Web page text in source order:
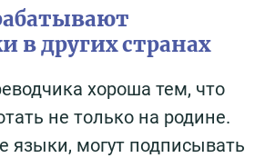
в других странах
хороша тем, что
не только на родине.
могут подписывать